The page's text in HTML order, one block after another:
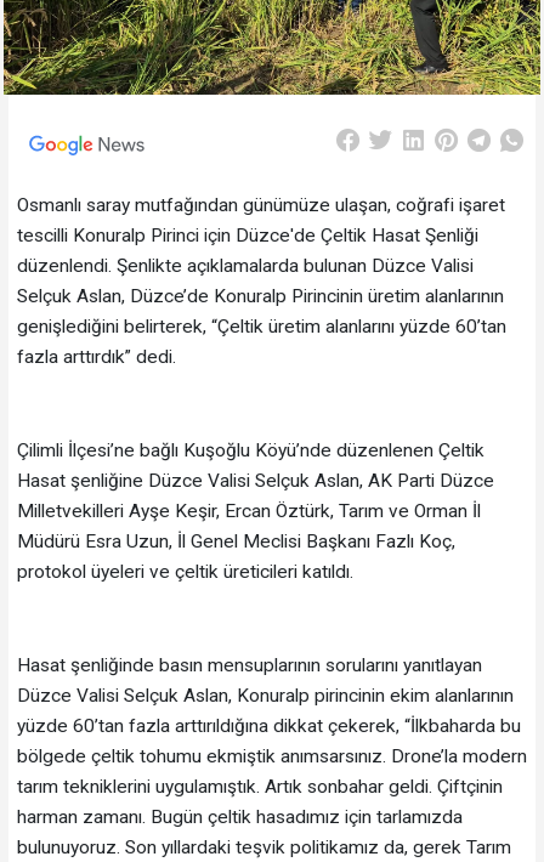
Osmanlı saray mutfağından günümüze ulaşan, coğrafi işaret
tescilli Konuralp Pirinci için Düzce'de Çeltik Hasat Şenliği
düzenlendi. Şenlikte açıklamalarda bulunan Düzce Valisi
Selçuk Aslan, Düzce’de Konuralp Pirincinin üretim alanlarının
genişlediğini belirterek, “Çeltik üretim alanlarını yüzde 60’tan
fazla arttırdık” dedi.
Çilimli İlçesi’ne bağlı Kuşoğlu Köyü’nde düzenlenen Çeltik
Hasat şenliğine Düzce Valisi Selçuk Aslan, AK Parti Düzce
Milletvekilleri Ayşe Keşir, Ercan Öztürk, Tarım ve Orman İl
Müdürü Esra Uzun, İl Genel Meclisi Başkanı Fazlı Koç,
protokol üyeleri ve çeltik üreticileri katıldı.
Hasat şenliğinde basın mensuplarının sorularını yanıtlayan
Düzce Valisi Selçuk Aslan, Konuralp pirincinin ekim alanlarının
yüzde 60’tan fazla arttırıldığına dikkat çekerek, “İlkbaharda bu
bölgede çeltik tohumu ekmiştik anımsarsınız. Drone’la modern
tarım tekniklerini uygulamıştık. Artık sonbahar geldi. Çiftçinin
harman zamanı. Bugün çeltik hasadımız için tarlamızda
bulunuyoruz. Son yıllardaki teşvik politikamız da, gerek Tarım